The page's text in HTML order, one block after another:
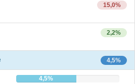
15,0%
2,2%
4,5%
4,5%